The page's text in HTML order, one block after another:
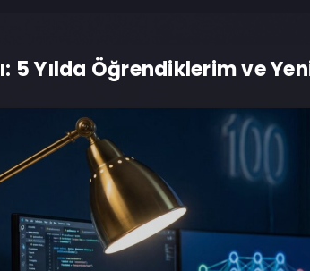
5 Yılda Öğrendiklerim ve